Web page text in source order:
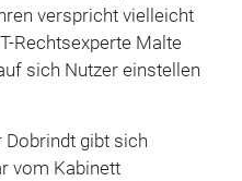
verspricht vielleicht
Rechtsexperte Malte
sich Nutzer einstellen
gibt sich
vom Kabinett